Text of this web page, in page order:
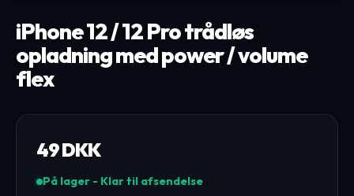
iPhone 12 / 12 Pro trådløs
opladning med power / volume
flex
49DKK
På lager - Klar til afsendelse